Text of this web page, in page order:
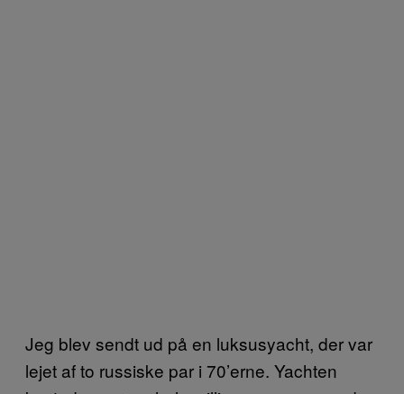
Jeg blev sendt ud på en luksusyacht, der var
lejet af to russiske par i 70’erne. Yachten